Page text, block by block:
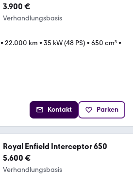
3.900 €
Verhandlungsbasis
• 22.000 km • 35 kW (48 PS) • 650 cm³•
Kontakt Parken
Royal Enfield Interceptor 650
5.600 €
Verhandlungsbasis